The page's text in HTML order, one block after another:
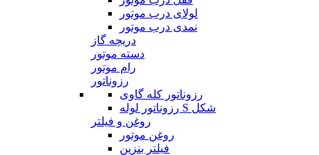
لولای درب موتور
نمدی درب موتور
دریچه گاز
دسته موتور
رام موتور
رزوناتور
رزوناتور کله گاوی
رزوناتور لوله S شکل
روغن و فیلتر
روغن موتور
فیلتر بنزین